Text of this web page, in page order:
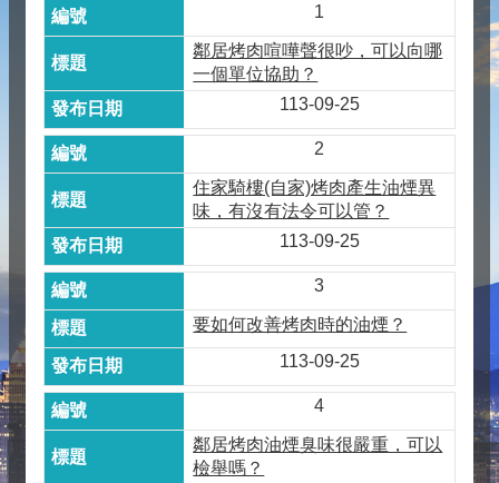
1
鄰居烤肉喧嘩聲很吵，可以向哪
一個單位協助？
113-09-25
2
住家騎樓(自家)烤肉產生油煙異
味，有沒有法令可以管？
113-09-25
3
要如何改善烤肉時的油煙？
113-09-25
4
鄰居烤肉油煙臭味很嚴重，可以
檢舉嗎？